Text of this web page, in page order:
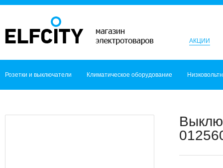
АКЦИИ
Розетки и выключатели Климатическое оборудование